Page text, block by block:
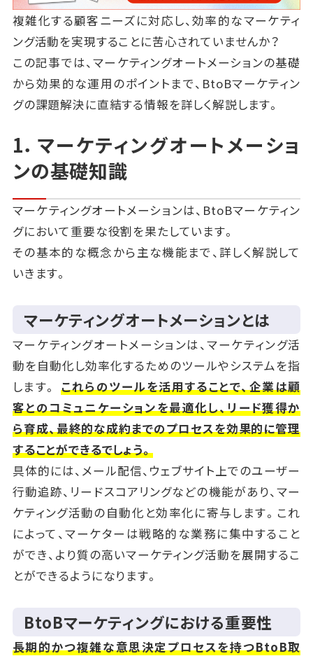
複雑化する顧客ニーズに対応し、効率的なマーケティ
ング活動を実現することに苦心されていませんか？
この記事では、マーケティングオートメーションの基礎
から効果的な運用のポイントまで、BtoBマーケティン
グの課題解決に直結する情報を詳しく解説します。
1．マーケティングオートメーショ
ンの基礎知識
マーケティングオートメーションは、BtoBマーケティン
グにおいて重要な役割を果たしています。
その基本的な概念から主な機能まで、詳しく解説して
いきます。
マーケティングオートメーションとは
マーケティングオートメーションは、マーケティング活
動を自動化し効率化するためのツールやシステムを指
します。これらのツールを活用することで、企業は顧
客とのコミュニケーションを最適化し、リード獲得か
ら育成、最終的な成約までのプロセスを効果的に管理
することができるでしょう。
具体的には、メール配信、ウェブサイト上でのユーザー
行動追跡、リードスコアリングなどの機能があり、マー
ケティング活動の自動化と効率化に寄与します。これ
によって、マーケターは戦略的な業務に集中すること
ができ、より質の高いマーケティング活動を展開するこ
とができるようになります。
BtoBマーケティングにおける重要性
長期的かつ複雑な意思決定プロセスを持つBtoB取